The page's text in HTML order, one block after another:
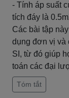
- Tính áp suất
tích đáy là
Các bài tập
dụng đơn vị và
SI, từ đó giúp
toán các đại
Tóm tắt